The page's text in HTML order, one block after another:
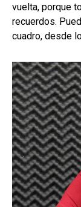
vuelta, porque
recuerdos.
cuadro, desde